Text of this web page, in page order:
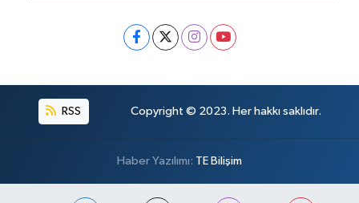
RSS Copyright © 2023. Her hakkı saklıdır.
Haber Yazılımı: TE Bilişim